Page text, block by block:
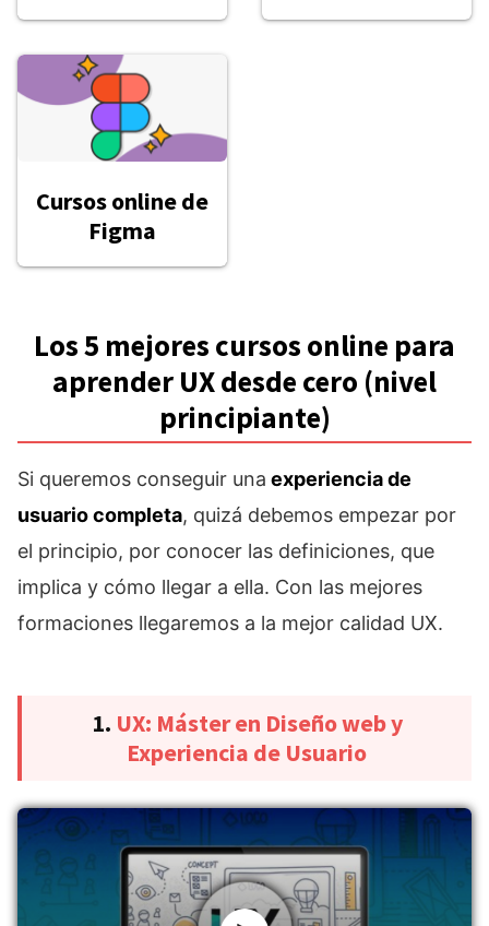
Cursos online de
Figma
Los 5 mejores cursos online para
aprender UX desde cero (nivel
principiante)
Si queremos conseguir una experiencia de
usuario completa, quizá debemos empezar por
el principio, por conocer las definiciones, que
implica y cómo llegar a ella. Con las mejores
formaciones llegaremos a la mejor calidad UX.
1. UX: Máster en Diseño web y
Experiencia de Usuario